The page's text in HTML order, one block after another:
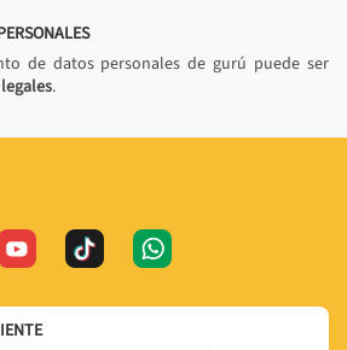
de datos personales de gurú puede ser
.